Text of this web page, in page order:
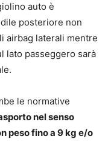
auto è
posteriore non
airbag laterali mentre
lato passeggero sarà
le normative
nel senso
peso fino a 9 kg e/o